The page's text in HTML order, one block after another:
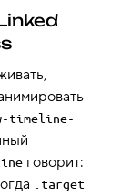
timeline-
говорит:
.target